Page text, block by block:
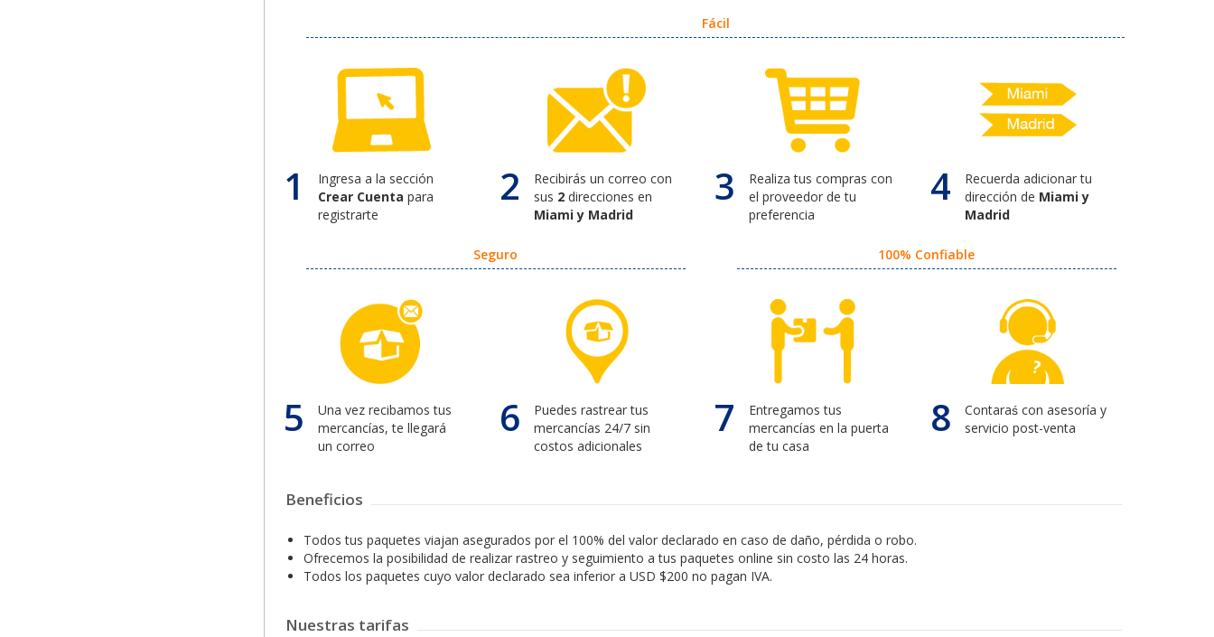
Fácil
1
Ingresa a la sección
Crear Cuenta para
registrarte
2
Recibirás un correo con
sus 2direcciones en
Miami y Madrid
3
Realiza tus compras con
el proveedor de tu
preferencia
4
Recuerda adicionar tu
dirección de Miami y
Madrid
Seguro
5
Una vez recibamos tus
mercancías, te llegará
un correo
6
Puedes rastrear tus
mercancías 24/7 sin
costos adicionales
100% Confiable
7
Entregamos tus
mercancías en la puerta
de tu casa
8
Contaraś con asesoría y
servicio post-venta
Beneficios
Todos tus paquetes viajan asegurados por el 100% del valor declarado en caso de daño, pérdida o robo.
Ofrecemos la posibilidad de realizar rastreo y seguimiento a tus paquetes online sin costo las 24 horas.
Todos los paquetes cuyo valor declarado sea inferior a USD $200 no pagan IVA.
Nuestras tarifas